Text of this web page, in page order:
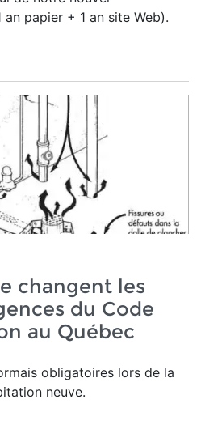
papier + 1 an site Web).
changent les
du Code
au Québec
obligatoires lors de la
neuve.